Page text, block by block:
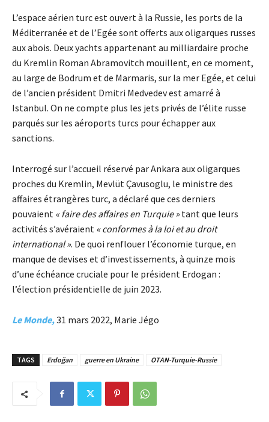
L’espace aérien turc est ouvert à la Russie, les ports de la
Méditerranée et de l’Egée sont offerts aux oligarques russes
aux abois. Deux yachts appartenant au milliardaire proche
du Kremlin Roman Abramovitch mouillent, en ce moment,
au large de Bodrum et de Marmaris, sur la mer Egée, et celui
de l’ancien président Dmitri Medvedev est amarré à
Istanbul. On ne compte plus les jets privés de l’élite russe
parqués sur les aéroports turcs pour échapper aux
sanctions.
Interrogé sur l’accueil réservé par Ankara aux oligarques
proches du Kremlin, Mevlüt Çavusoglu, le ministre des
affaires étrangères turc, a déclaré que ces derniers
pouvaient « faire des affaires en Turquie »tant que leurs
activités s’avéraient « conformes à la loi et au droit
international ». De quoi renflouer l’économie turque, en
manque de devises et d’investissements, à quinze mois
d’une échéance cruciale pour le président Erdogan :
l’élection présidentielle de juin 2023.
Le Monde,31 mars 2022, Marie Jégo
TAGS Erdoğan guerre en Ukraine OTAN-Turquie-Russie